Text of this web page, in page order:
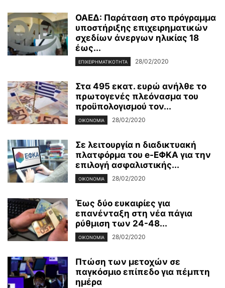
ΟΑΕΔ: Παράταση στο πρόγραμμα
υποστήριξης επιχειρηματικών
σχεδίων άνεργων ηλικίας 18
έως...
ΕΠΙΧΕΙΡΗΜΑΤΙΚΌΤΗΤΑ 28/02/2020
Στα 495 εκατ. ευρώ ανήλθε το
πρωτογενές πλεόνασμα του
προϋπολογισμού τον...
ΟΙΚΟΝΟΜΊΑ 28/02/2020
Σε λειτουργία n διαδικτυακή
πλατφόρμα του e-ΕΦΚΑ για την
επιλογή ασφαλιστικής...
ΟΙΚΟΝΟΜΊΑ 28/02/2020
Έως δύο ευκαιρίες για
επανένταξη στη νέα πάγια
ρύθμιση των 24-48...
ΟΙΚΟΝΟΜΊΑ 28/02/2020
Πτώση των μετοχών σε
παγκόσμιο επίπεδο για πέμπτη
ημέρα